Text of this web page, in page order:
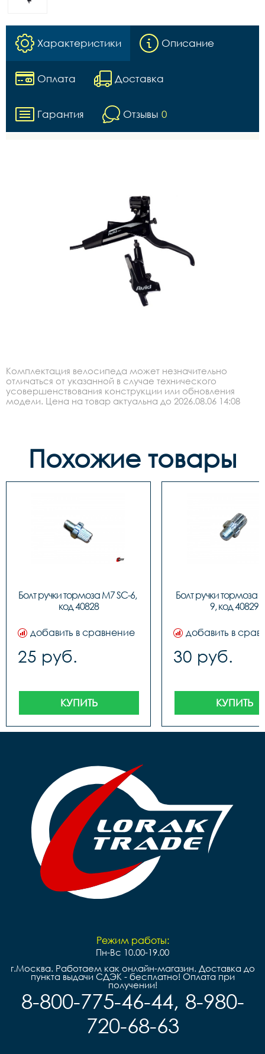
Характеристики Описание
Оплата Доставка
Гарантия Отзывы 0
Комплектация велосипеда может незначительно
отличаться от указанной в случае технического
усовершенствования конструкции или обновления
модели. Цена на товар актуальна до 2026.08.06 14:08
Похожие товары
Болт ручки тормоза M7 SC-6,
код 40828
добавить в сравнение
25 руб.
КУПИТЬ
Болт ручки тормоза
9, код 40829
добавить в
30 руб.
КУПИТЬ
Режим работы:
Пн-Вс 10.00-19.00
г.Москва. Работаем как онлайн-магазин. Доставка до
пункта выдачи СДЭК - бесплатно! Оплата при
получении!
8-800-775-46-44, 8-980-
720-68-63